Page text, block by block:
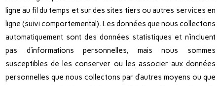
ligne au fil du temps et sur des sites tiers ou autres services en
ligne (suivi comportemental). Les données que nous collectons
automatiquement sont des données statistiques et n’incluent
pas d’informations personnelles, mais nous sommes
susceptibles de les conserver ou les associer aux données
personnelles que nous collectons par d’autres moyens ou que